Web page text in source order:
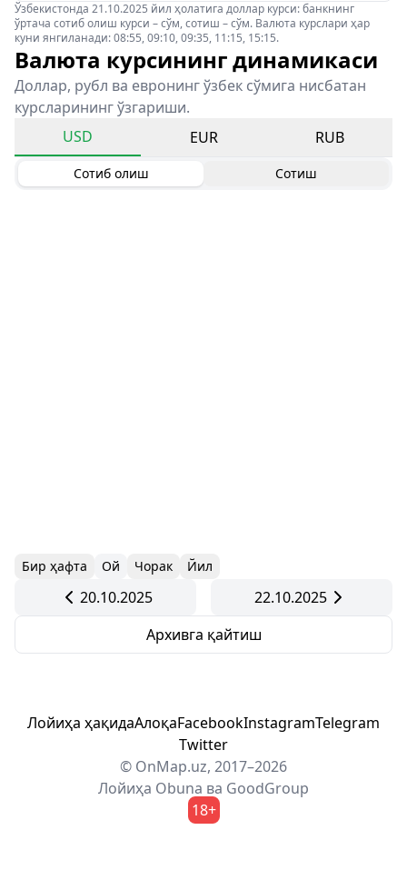
Ўзбекистонда 21.10.2025 йил ҳолатига доллар курси: банкнинг
ўртача сотиб олиш курси – сўм, сотиш – сўм. Валюта курслари ҳар
куни янгиланади: 08:55, 09:10, 09:35, 11:15, 15:15.
Валюта курсининг динамикаси
Доллар, рубл ва евронинг ўзбек сўмига нисбатан
курсларининг ўзгариши.
USD
EUR RUB
Сотиб олиш Сотиш
Бир ҳафта Ой Чорак Йил
20.10.2025
22.10.2025
Архивга қайтиш
Лойиҳа ҳақидаАлоқаFacebookInstagramTelegram
Twitter
© OnMap.uz, 2017–2026
Лойиҳа Obuna ва GoodGroup
18+